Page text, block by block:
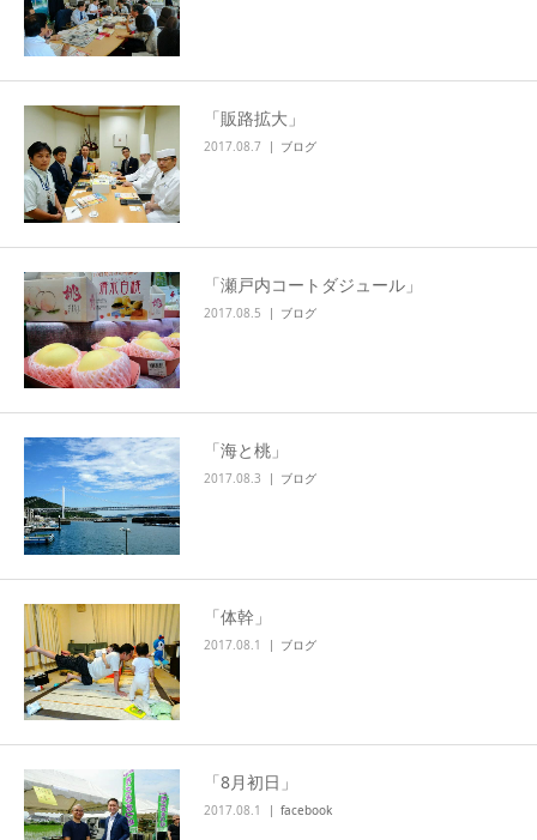
「販路拡大」
2017.08.7 ブログ
「瀬戸内コートダジュール」
2017.08.5 ブログ
「海と桃」
2017.08.3 ブログ
「体幹」
2017.08.1 ブログ
「8月初日」
2017.08.1 facebook